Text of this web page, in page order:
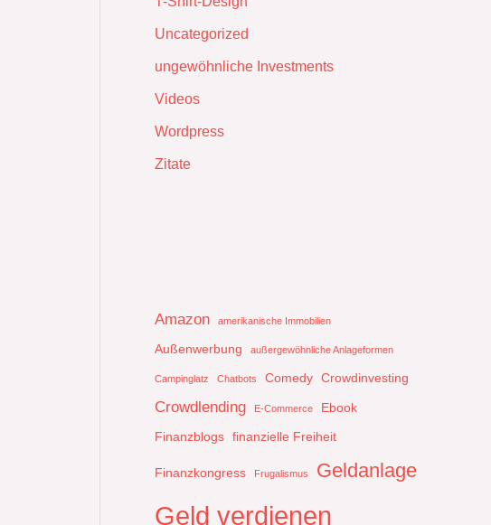
Uncategorized
ungewöhnliche Investments
Videos
Wordpress
Zitate
Amazon amerikanische Immobilien
Außenwerbung außergewöhnliche Anlageformen
Campinglatz Chatbots Comedy Crowdinvesting
Crowdlending E-Commerce
Ebook
Finanzblogs finanzielle Freiheit
Finanzkongress Frugalismus Geldanlage
Geld verdienen